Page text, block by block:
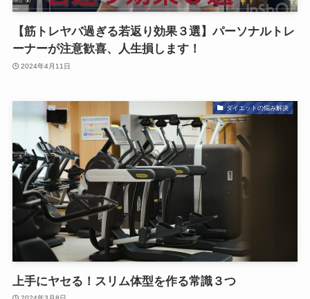
【筋トレヤバ過ぎる若返り効果３選】パーソナルトレ
ーナーが注意歓喜、人生損します！
2024年4月11日
ダイエットの悩み解決
上手にヤセる！スリム体型を作る常識３つ